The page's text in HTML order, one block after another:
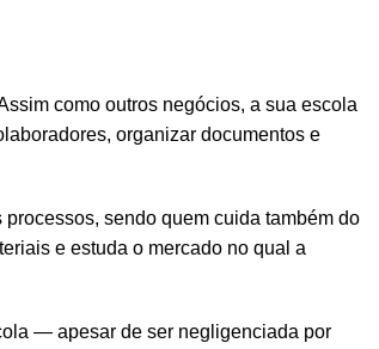
como outros negócios, a sua escola
organizar documentos e
sendo quem cuida também do
e estuda o mercado no qual a
— apesar de ser negligenciada por